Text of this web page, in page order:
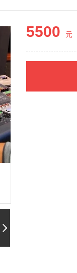
5500 元